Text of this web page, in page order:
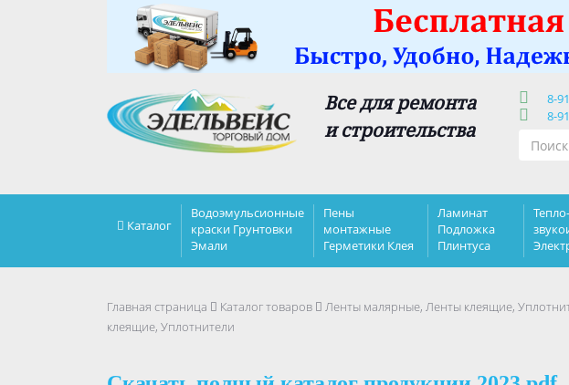
Все для ремонта
и строительства
8-
8-
Каталог
Водоэмульсионные
краски Грунтовки
Эмали
Пены
монтажные
Герметики Клея
Ламинат
Подложка
Плинтуса
Тепло-
Главная страница Каталог товаров Ленты малярные, Ленты клеящие,
клеящие, Уплотнители